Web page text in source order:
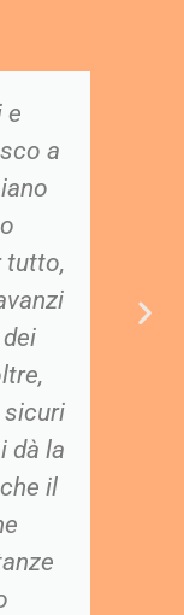
e
a
tutto,
dà la
il